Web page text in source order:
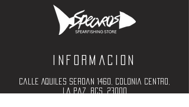
Informacion
Calle Aquiles Serdan 1460, Colonia centro,
la paz, bcs. 23000